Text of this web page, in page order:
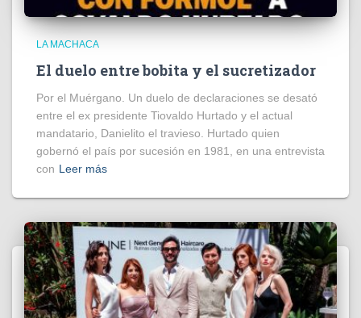
LA MACHACA
El duelo entre bobita y el sucretizador
Por el Muérgano. Un duelo de declaraciones se desató
entre el ex presidente Tiovaldo Hurtado y el actual
mandatario, Danielito el travieso. Hurtado quien
gobernó el país por sucesión en 1981, en una entrevista
con Leer más